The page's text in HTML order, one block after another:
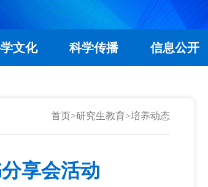
文化 科学传播 信息公开
首页>研究生教育>培养动态
享会活动